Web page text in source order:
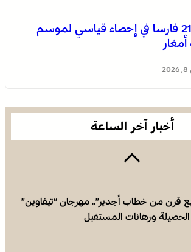
134 سربة و2140 فارسا في إحصاء قياسي لموسم
أخبار آخر الساعة
الثانية لمهرجان الزعفران والنباتات الطبية
قرن من خطاب أجدير”.. مهرجان “تيفاوين”
ورهانات المستقبل